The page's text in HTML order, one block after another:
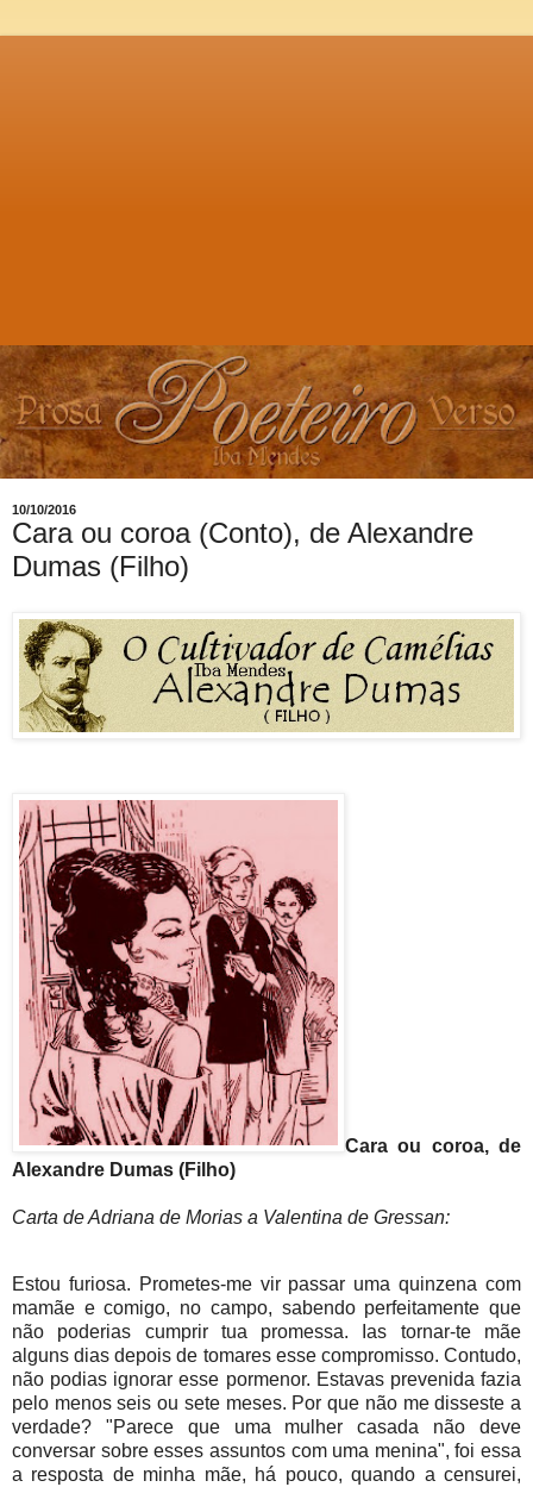
10/10/2016
Cara ou coroa (Conto), de Alexandre
Dumas (Filho)
Cara ou coroa, de
Alexandre Dumas (Filho)
Carta de Adriana de Morias a Valentina de Gressan:
Estou furiosa. Prometes-me vir passar uma quinzena com
mamãe e comigo, no campo, sabendo perfeitamente que
não poderias cumprir tua promessa. Ias tornar-te mãe
alguns dias depois de tomares esse compromisso. Contudo,
não podias ignorar esse pormenor. Estavas prevenida fazia
pelo menos seis ou sete meses. Por que não me disseste a
verdade? "Parece que uma mulher casada não deve
conversar sobre esses assuntos com uma menina", foi essa
a resposta de minha mãe, há pouco, quando a censurei,